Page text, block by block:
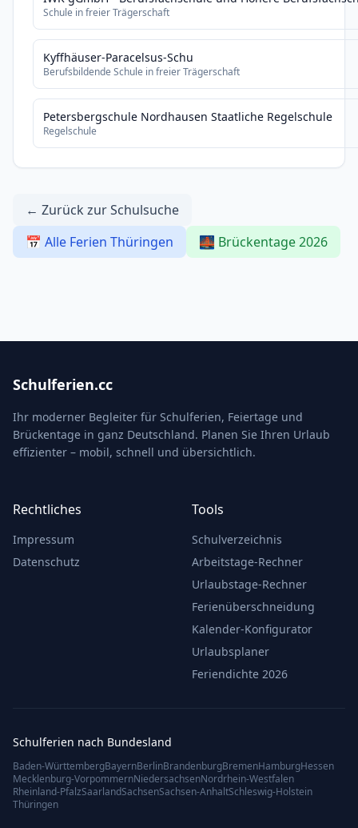
Schule in freier Trägerschaft
Kyffhäuser-Paracelsus-Schu
Berufsbildende Schule in freier Trägerschaft
Petersbergschule Nordhausen Staatliche Regelschule
Regelschule
← Zurück zur Schulsuche
📅 Alle Ferien Thüringen
🌉 Brückentage 2026
Schulferien.cc
Ihr moderner Begleiter für Schulferien, Feiertage und
Brückentage in ganz Deutschland. Planen Sie Ihren Urlaub
effizienter – mobil, schnell und übersichtlich.
Rechtliches
Impressum
Datenschutz
Tools
Schulverzeichnis
Arbeitstage-Rechner
Urlaubstage-Rechner
Ferienüberschneidung
Kalender-Konfigurator
Urlaubsplaner
Feriendichte 2026
Schulferien nach Bundesland
Baden-WürttembergBayernBerlinBrandenburgBremenHamburgHessen
Mecklenburg-VorpommernNiedersachsenNordrhein-Westfalen
Rheinland-PfalzSaarlandSachsenSachsen-AnhaltSchleswig-Holstein
Thüringen